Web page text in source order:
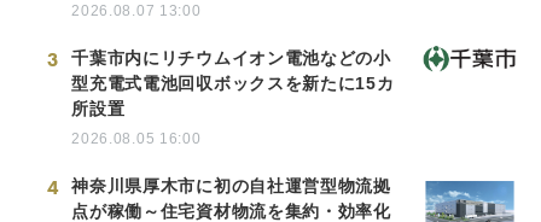
2026.08.07 13:00
3
千葉市内にリチウムイオン電池などの小
型充電式電池回収ボックスを新たに15カ
所設置
2026.08.05 16:00
4
神奈川県厚木市に初の自社運営型物流拠
点が稼働～住宅資材物流を集約・効率化